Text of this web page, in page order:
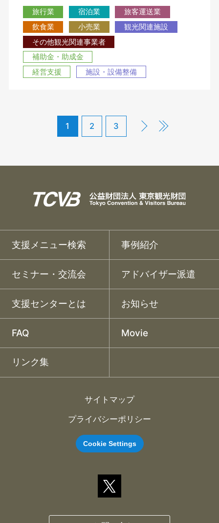
旅行業 宿泊業
旅客運送業
飲食業
小売業
観光関連施設
その他観光関連事業者
補助金・助成金
経営支援
施設・設備整備
1 2 3
支援メニュー検索 事例紹介
セミナー・交流会 アドバイザー派遣
支援センターとは お知らせ
FAQ Movie
リンク集
サイトマップ
プライバシーポリシー
Cookie Settings